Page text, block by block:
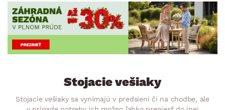
Stojacie vešiaky
Stojacie vešiaky sa vynímajú v predsieni či na chodbe, ale